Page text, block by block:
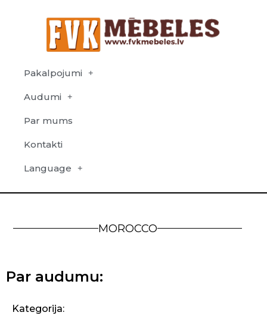
Pakalpojumi
Audumi
Par mums
Kontakti
Language
MOROCCO
Par audumu:
Kategorija: